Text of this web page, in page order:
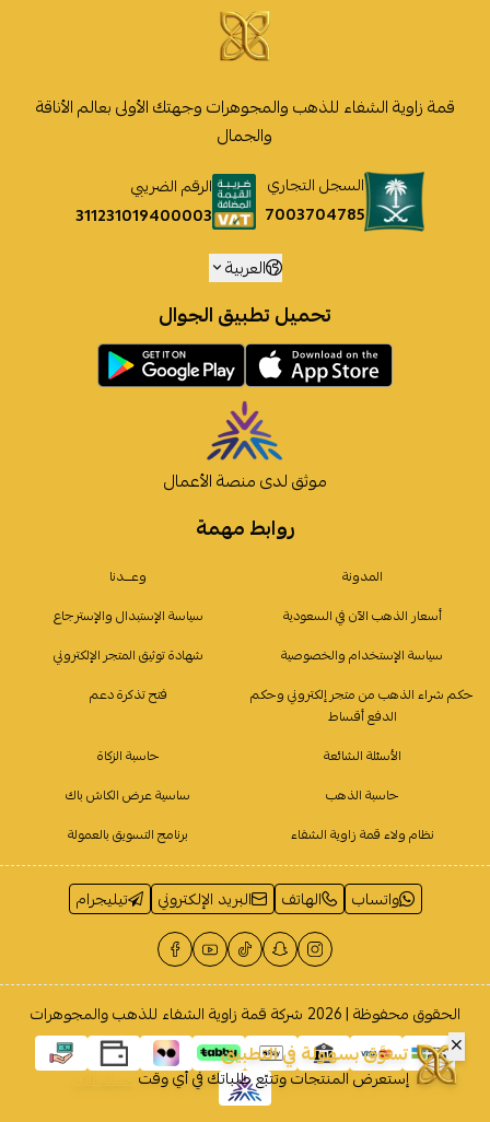
روابط مهمة
المدونة
وعـــدنا
أسعار الذهب الآن في السعودية
سياسة الإستبدال والإسترجاع
سياسة الإستخدام والخصوصية
شهادة توثيق المتجر الإلكتروني
حكم شراء الذهب من متجر إلكتروني وحكم
الدفع أقساط
فتح تذكرة دعم
الأسئلة الشائعة
حاسبة الزكاة
حاسبة الذهب
ساسية عرض الكاش باك
نظام ولاء قمة زاوية الشفاء
برنامج التسويق بالعمولة
قمة زاوية الشفاء للذهب والمجوهرات وجهتك الأولى بعالم الأناقة
والجمال
السجل التجاري
7003704785
الرقم الضريبي
311231019400003
العربية
تحميل تطبيق الجوال
موثق لدى منصة الأعمال
واتساب الهاتف البريد الإلكتروني تيليجرام
الحقوق محفوظة | 2026 شركة قمة زاوية الشفاء للذهب والمجوهرات
تسوَّق بسهولة في التطبيق
إستعرض المنتجات وتتبّع طلباتك في أي وقتحمله الآن